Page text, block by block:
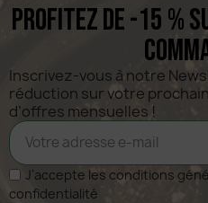
Profitez de -15 %
Inscrivez-vous à notre
réduction sur votre
d’offres mensuelles !
J'accepte les conditions
confidentialité